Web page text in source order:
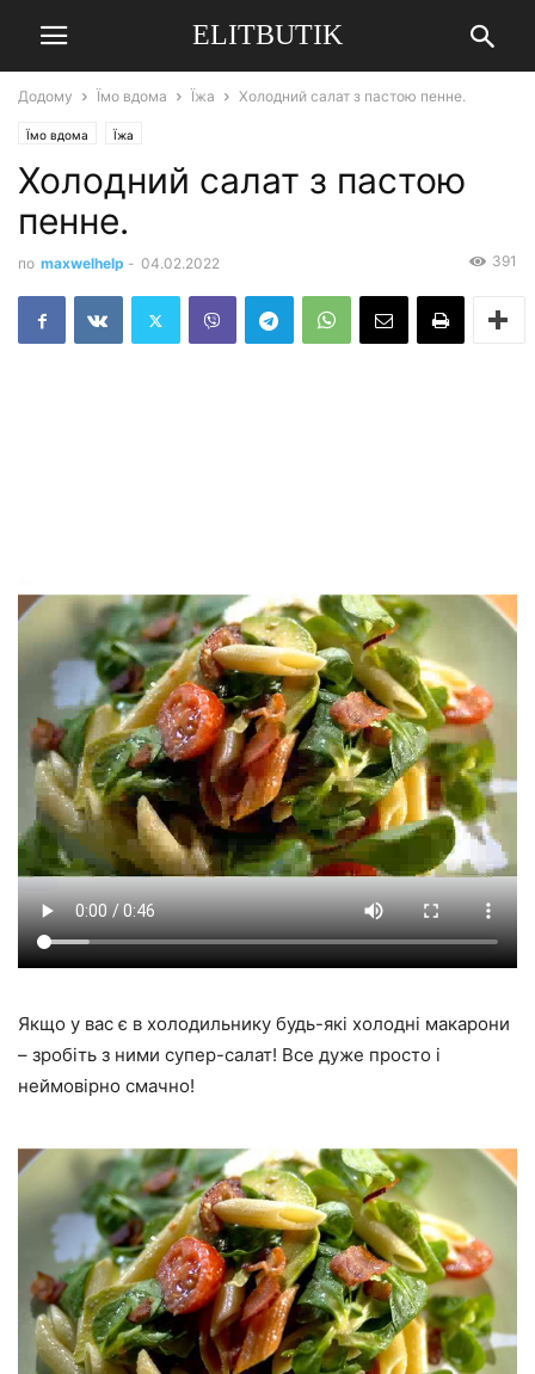
ELITBUTIK
Додому Їмо вдома Їжа Холодний салат з пастою пенне.
Їмо вдома Їжа
Холодний салат з пастою
пенне.
по maxwelhelp - 04.02.2022 391
Якщо у вас є в холодильнику будь-які холодні макарони
– зробіть з ними супер-салат! Все дуже просто і
неймовірно смачно!